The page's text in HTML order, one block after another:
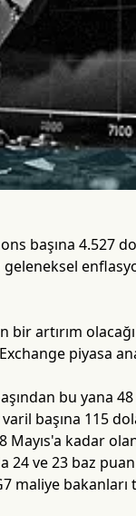
başına 4.527
artırım
piyasa
bu yana
başına 115
Mayıs'a kadar
24 ve 23 baz
maliye bakanları